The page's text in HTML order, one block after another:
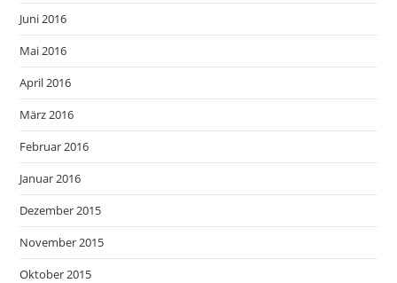
Juni 2016
Mai 2016
April 2016
März 2016
Februar 2016
Januar 2016
Dezember 2015
November 2015
Oktober 2015